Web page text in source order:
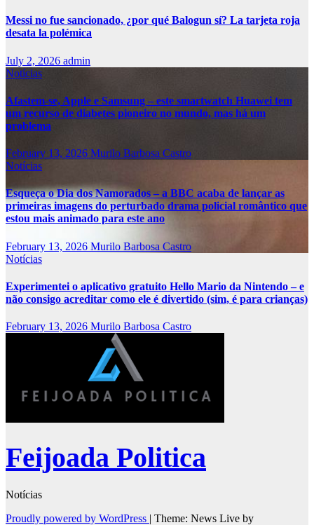
Messi no fue sancionado, ¿por qué Balogun sí? La tarjeta roja
desata la polémica
July 2, 2026 admin
Notícias
Afastem-se, Apple e Samsung – este smartwatch Huawei tem
um recurso de diabetes pioneiro no mundo, mas há um
problema
February 13, 2026 Murilo Barbosa Castro
Notícias
Esqueça o Dia dos Namorados – a BBC acaba de lançar as
primeiras imagens do perturbado drama policial romântico que
estou mais animado para este ano
February 13, 2026 Murilo Barbosa Castro
Notícias
Experimentei o aplicativo gratuito Hello Mario da Nintendo – e
não consigo acreditar como ele é divertido (sim, é para crianças)
February 13, 2026 Murilo Barbosa Castro
Feijoada Politica
Notícias
Proudly powered by WordPress | Theme: News Live by